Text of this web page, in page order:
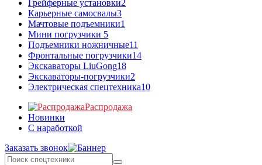
Грейферные установки2
Карьерные самосвалы3
Мачтовые подъемники1
Мини погрузчики 5
Подъемники ножничные11
Фронтальные погрузчики14
Экскаваторы LiuGong18
Экскаваторы-погрузчики2
Электрическая спецтехника10
Распродажа
Новинки
С наработкой
Заказать звонок